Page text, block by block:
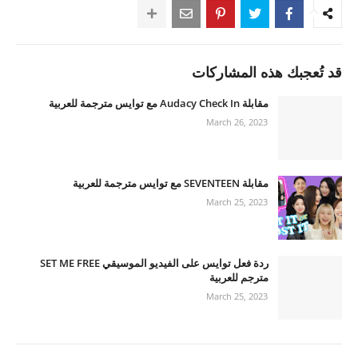
قد تُعجبك هذه المشاركات
مقابلة Audacy Check In مع توايس مترجمة للعربية
March 26, 2023
مقابلة SEVENTEEN مع توايس مترجمة للعربية
March 25, 2023
ردة فعل توايس على الفيديو الموسيقي SET ME FREE
مترجم للعربية
March 25, 2023